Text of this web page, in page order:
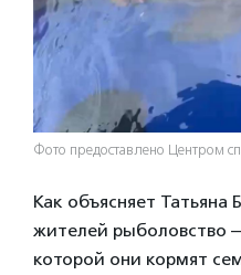
Фото предоставлено Центром
Как объясняет Татьяна
жителей рыболовство
которой они кормят